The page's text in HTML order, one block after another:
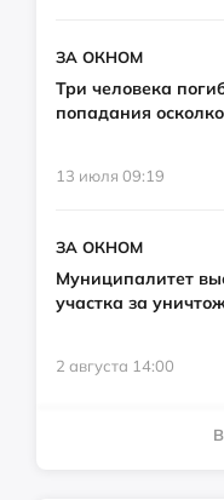
ЗА ОКНОМ
Три человека
попадания
13 июля 09:19
ЗА ОКНОМ
Муниципалитет
участка за
2 августа 14:00